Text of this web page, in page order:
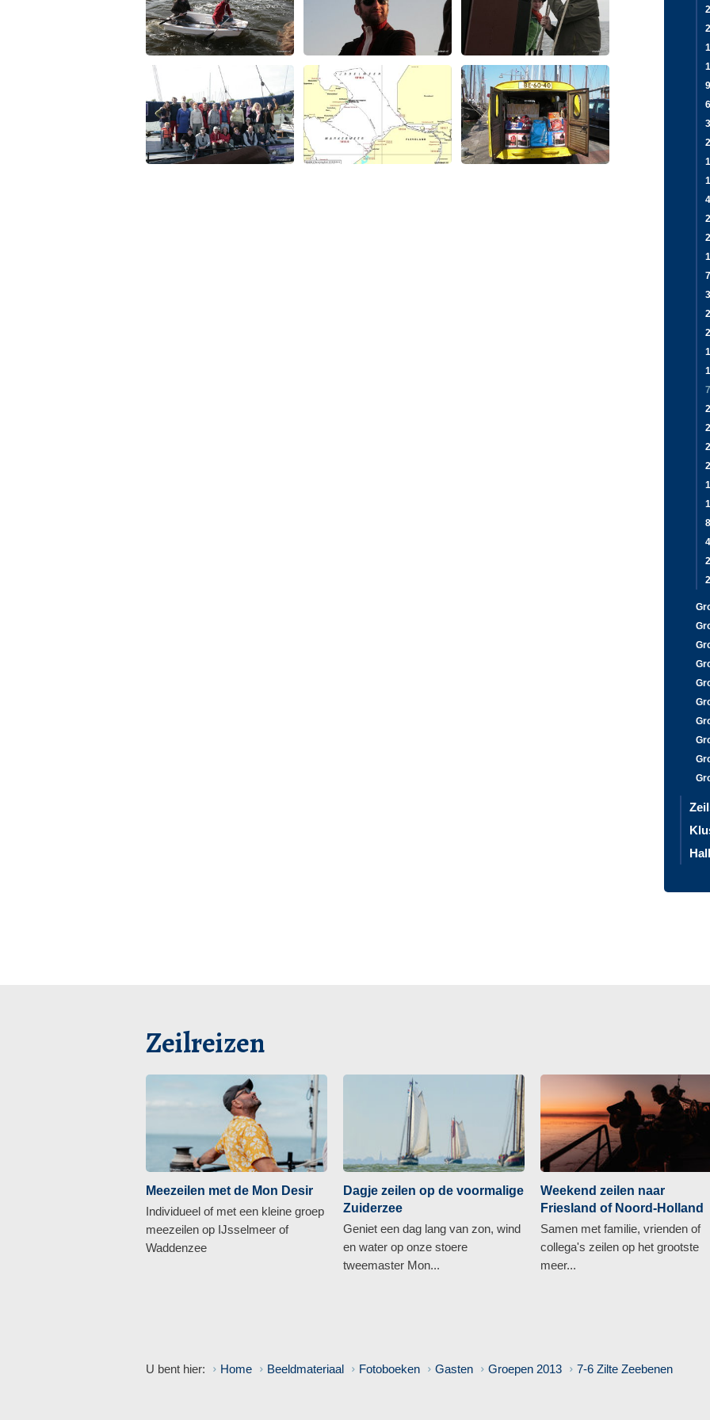
Zeilreizen
Meezeilen met de Mon Desir
Individueel of met een kleine groep
meezeilen op IJsselmeer of
Waddenzee
Dagje zeilen op de voormalige
Zuiderzee
Geniet een dag lang van zon, wind
en water op onze stoere
tweemaster Mon...
Weekend zeilen naar
Friesland of Noord-Holland
Samen met familie, vrienden of
collega's zeilen op het grootste
meer...
U bent hier: Home Beeldmateriaal Fotoboeken Gasten Groepen 2013 7-6 Zilte Zeebenen